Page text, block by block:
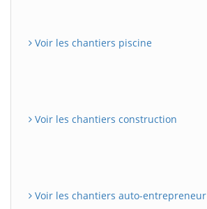
Voir les chantiers piscine
Voir les chantiers construction
Voir les chantiers auto-entrepreneur